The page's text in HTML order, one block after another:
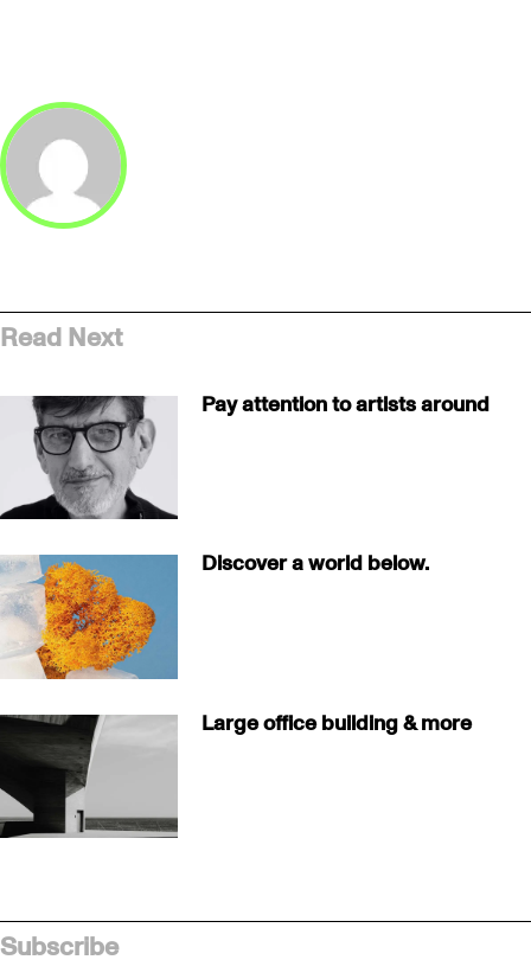
Read Next
Pay attention to artists around
Discover a world below.
Large office building & more
Subscribe